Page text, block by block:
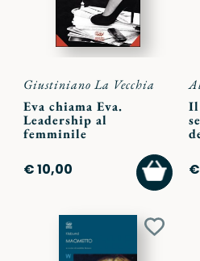
Giustiniano La Vecchia
Eva chiama Eva.
Leadership al
femminile
€ 10,00
AL
Il